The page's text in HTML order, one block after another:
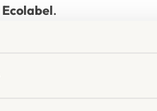
Ecolabel.